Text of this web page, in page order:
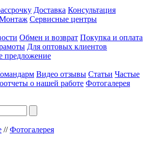
Доставка Консультация
Сервисные центры
Обмен и возврат Покупка и оплата
Для оптовых клиентов
предложение
Видео отзывы Статьи Частые
о нашей работе Фотогалерея
//Фотогалерея